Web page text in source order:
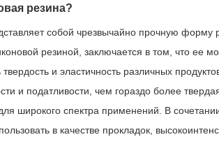
резина?
собой чрезвычайно прочную
резиной, заключается в том, что ее
твердость и эластичность различных
и податливости, чем гораздо более
широкого спектра применений. В
в качестве прокладок,